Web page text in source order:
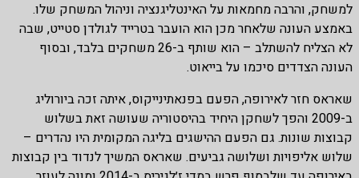
למשחק, והרבה מחמאות על האינטליגנציה וניהול המשחק שלו.
באמצע העונה שלאחר מכן הוא הועבר בטרייד לגולדן סטייט, שבה
לא הצליח להשתלב – הוא שותף ב-26 משחקים בלבד, ובסוף
העונה הצדדים סיכמו על בייאוט.
שאראס חזר לאירופה, הפעם בפנאתינייקוס, איתה זכה ביורוליג
ב-2009 והפך לשחקן היחיד בהיסטוריה שעושה זאת בשלוש
קבוצות שונות. גם הפעם ההישגים בליגה המקומית היו נהדרים –
שלוש אליפויות ושלושה גביעים. שאראס המשיך לנדוד בין קבוצות